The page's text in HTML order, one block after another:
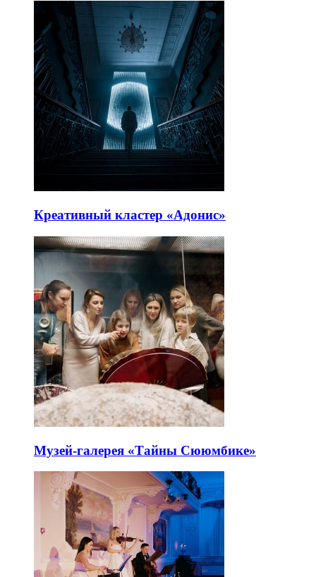
Креативный кластер «Адонис»
Музей-галерея «Тайны Сююмбике»